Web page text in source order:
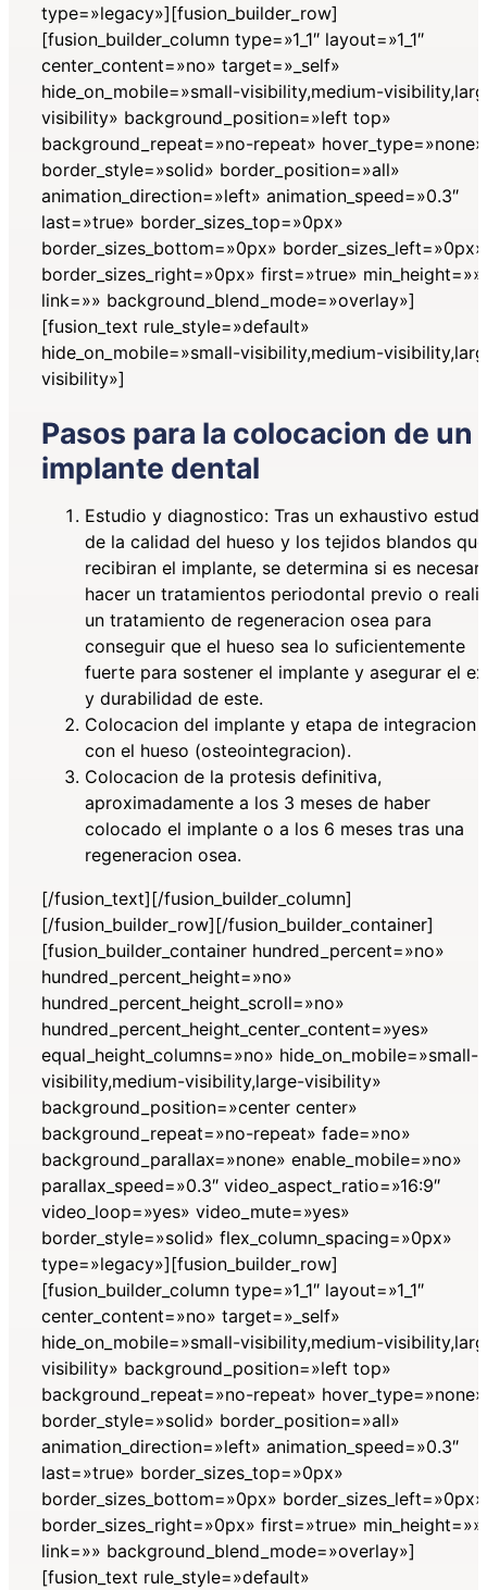
type=»legacy»][fusion_builder_row]
[fusion_builder_column type=»1_1″ layout=»1_1″
center_content=»no» target=»_self»
hide_on_mobile=»small-visibility,medium-
visibility» background_position=»left top»
background_repeat=»no-repeat» hover_type=»none»
border_style=»solid» border_position=»all»
animation_direction=»left» animation_speed=»0.3″
last=»true» border_sizes_top=»0px»
border_sizes_bottom=»0px» border_sizes_left=»0px»
border_sizes_right=»0px» first=»true» min_height=»»
link=»» background_blend_mode=»overlay»]
[fusion_text rule_style=»default»
hide_on_mobile=»small-visibility,medium-
visibility»]
Pasos para la colocacion de un
implante dental
Estudio y diagnostico: Tras un exhaustivo
de la calidad del hueso y los tejidos blandos que
recibiran el implante, se determina si es
hacer un tratamientos periodontal previo o
un tratamiento de regeneracion osea para
conseguir que el hueso sea lo suficientemente
fuerte para sostener el implante y asegurar el
y durabilidad de este.
Colocacion del implante y etapa de integracion
con el hueso (osteointegracion).
Colocacion de la protesis definitiva,
aproximadamente a los 3 meses de haber
colocado el implante o a los 6 meses tras una
regeneracion osea.
[/fusion_text][/fusion_builder_column]
[/fusion_builder_row][/fusion_builder_container]
[fusion_builder_container hundred_percent=»no»
hundred_percent_height=»no»
hundred_percent_height_scroll=»no»
hundred_percent_height_center_content=»yes»
equal_height_columns=»no» hide_on_mobile=»small-
visibility,medium-visibility,large-visibility»
background_position=»center center»
background_repeat=»no-repeat» fade=»no»
background_parallax=»none» enable_mobile=»no»
parallax_speed=»0.3″ video_aspect_ratio=»16:9″
video_loop=»yes» video_mute=»yes»
border_style=»solid» flex_column_spacing=»0px»
type=»legacy»][fusion_builder_row]
[fusion_builder_column type=»1_1″ layout=»1_1″
center_content=»no» target=»_self»
hide_on_mobile=»small-visibility,medium-
visibility» background_position=»left top»
background_repeat=»no-repeat» hover_type=»none»
border_style=»solid» border_position=»all»
animation_direction=»left» animation_speed=»0.3″
last=»true» border_sizes_top=»0px»
border_sizes_bottom=»0px» border_sizes_left=»0px»
border_sizes_right=»0px» first=»true» min_height=»»
link=»» background_blend_mode=»overlay»]
[fusion_text rule_style=»default»